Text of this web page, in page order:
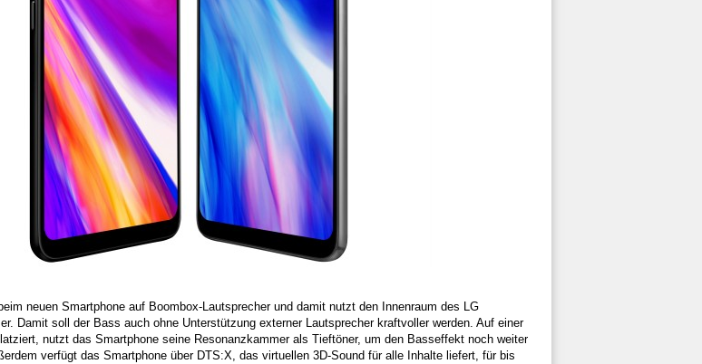
neuen Smartphone auf Boombox-Lautsprecher und damit nutzt den Innenraum des LG
Damit soll der Bass auch ohne Unterstützung externer Lautsprecher kraftvoller werden. Auf einer
nutzt das Smartphone seine Resonanzkammer als Tieftöner, um den Basseffekt noch weiter
verfügt das Smartphone über DTS:X, das virtuellen 3D-Sound für alle Inhalte liefert, für bis